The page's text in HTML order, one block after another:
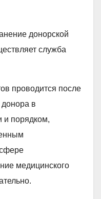
донорской
служба
проводится после
в
и порядком,
медицинского